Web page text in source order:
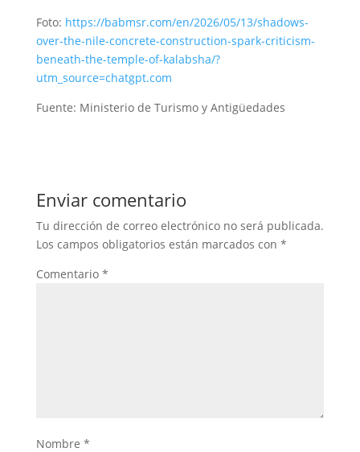
Foto: https://babmsr.com/en/2026/05/13/shadows-
over-the-nile-concrete-construction-spark-criticism-
beneath-the-temple-of-kalabsha/?
utm_source=chatgpt.com
Fuente: Ministerio de Turismo y Antigüedades
Enviar comentario
Tu dirección de correo electrónico no será publicada.
Los campos obligatorios están marcados con *
Comentario *
Nombre *